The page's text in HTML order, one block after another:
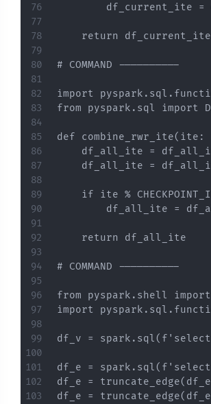
df_current_ite =
    return df_current_ite
# COMMAND ----------
import
from pyspark.sql import
def combine_rwr_ite(ite:
df_all_ite =
df_all_ite =
if ite %
df_all_ite =
    return df_all_ite
# COMMAND ----------
from pyspark.shell
import
df_v = spark.sql(f'select
df_e = spark.sql(f'select
df_e = truncate_edge(df_e,
df_e = truncate_edge(df_e,